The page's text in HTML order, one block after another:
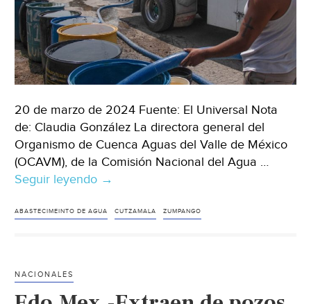
20 de marzo de 2024 Fuente: El Universal Nota
de: Claudia González La directora general del
Organismo de Cuenca Aguas del Valle de México
(OCAVM), de la Comisión Nacional del Agua …
Seguir leyendo Toluca
Prevén
→
ABASTECIMEINTO DE AGUA CUTZAMALA ZUMPANGO
NACIONALES